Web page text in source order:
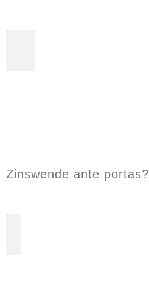
Zinswende ante portas?